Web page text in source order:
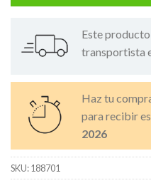
Este
transportista
Haz tu
para recibir
2026
SKU:188701